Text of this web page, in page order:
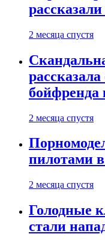
2 месяца спустя
бойфренда
2 месяца спустя
пилотами
2 месяца спустя
Голодные
стали